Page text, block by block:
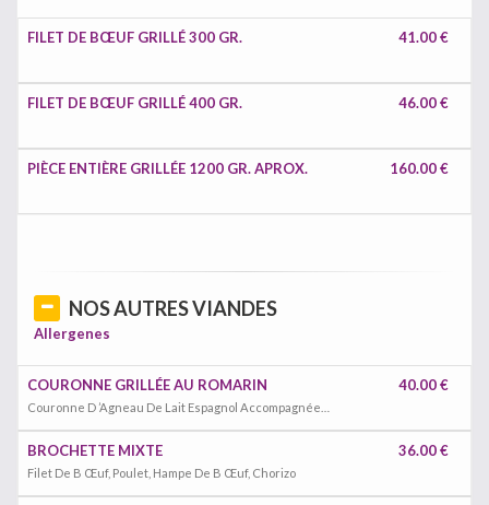
FILET DE BŒUF GRILLÉ 300 GR. 41.00 €
FILET DE BŒUF GRILLÉ 400 GR. 46.00 €
PIÈCE ENTIÈRE GRILLÉE 1200 GR. APROX. 160.00 €
NOS AUTRES VIANDES
Allergenes
COURONNE GRILLÉE AU ROMARIN 40.00 €
BROCHETTE MIXTE
Filet De B Œuf, Poulet, Hampe De B Œuf, Chorizo
36.00 €